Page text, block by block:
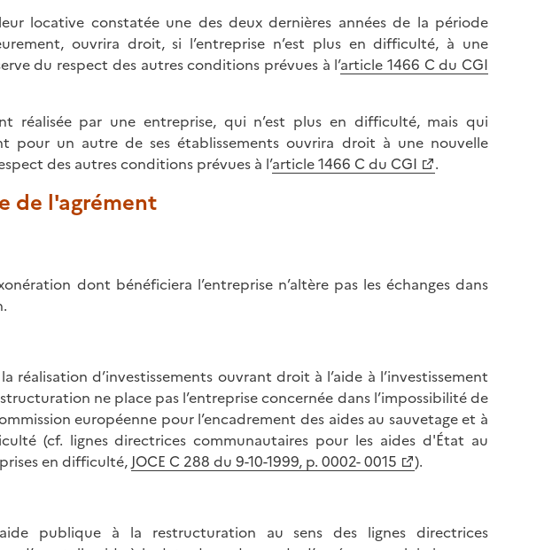
locative constatée une des deux dernières années de la période
ouvrira droit, si l’entreprise n’est plus en difficulté, à une
du respect des autres conditions prévues à l’article 1466 C du CGI
réalisée par une entreprise, qui n’est plus en difficulté, mais qui
pour un autre de ses établissements ouvrira droit à une nouvelle
des autres conditions prévues à l’article 1466 C du CGI .
de l'agrément
dont bénéficiera l’entreprise n’altère pas les échanges dans
réalisation d’investissements ouvrant droit à l’aide à l’investissement
ne place pas l’entreprise concernée dans l’impossibilité de
européenne pour l’encadrement des aides au sauvetage et à
(cf. lignes directrices communautaires pour les aides d'État au
en difficulté, JOCE C 288 du 9-10-1999, p. 0002- 0015
).
aide publique à la restructuration au sens des lignes directrices